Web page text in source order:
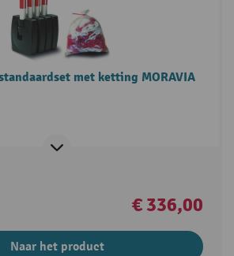
met ketting MORAVIA
€ 336,00
Naar het product